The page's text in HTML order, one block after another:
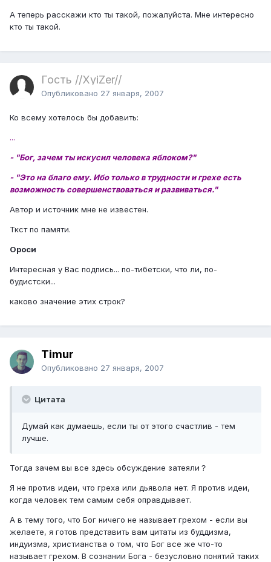
А теперь расскажи кто ты такой, пожалуйста. Мне интересно
кто ты такой.
Гость //XyiZer//
Опубликовано 27 января, 2007
Ко всему хотелось бы добавить:
...
- "Бог, зачем ты искусил человека яблоком?"
- "Это на благо ему. Ибо только в трудности и грехе есть
возможность совершенствоваться и развиваться."
Автор и источник мне не известен.
Ткст по памяти.
Ороси
Интересная у Вас подпись... по-тибетски, что ли, по-
будистски...
каково значение этих строк?
Timur
Опубликовано 27 января, 2007
Цитата
Думай как думаешь, если ты от этого счастлив - тем
лучше.
Тогда зачем вы все здесь обсуждение затеяли？
Я не против идеи, что греха или дьявола нет. Я против идеи,
когда человек тем самым себя оправдывает.
А в тему того, что Бог ничего не называет грехом - если вы
желаете, я готов представить вам цитаты из буддизма,
индуизма, христианства о том, что Бог все же что-то
называет грехом. В сознании Бога - безусловно понятий таких